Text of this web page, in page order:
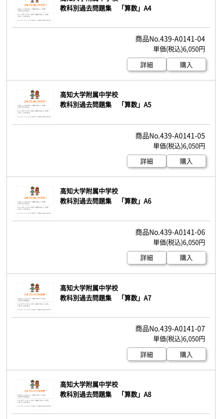
教科別過去問題集 「算数」A4
439-A0141-04
6,050円
詳細
購入
高知大学附属中学校
教科別過去問題集 「算数」A5
439-A0141-05
6,050円
詳細
購入
高知大学附属中学校
教科別過去問題集 「算数」A6
439-A0141-06
6,050円
詳細
購入
高知大学附属中学校
教科別過去問題集 「算数」A7
439-A0141-07
6,050円
詳細
購入
高知大学附属中学校
教科別過去問題集 「算数」A8